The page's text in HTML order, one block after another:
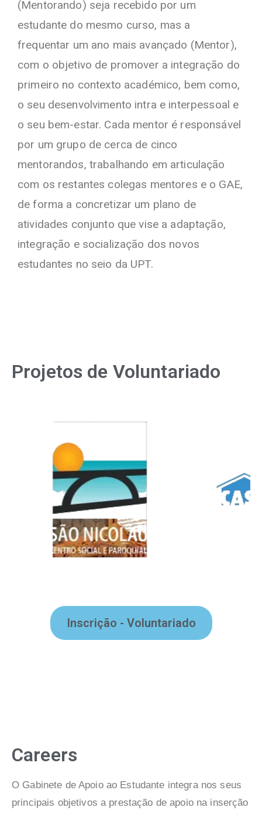
(Mentorando) seja recebido por um
estudante do mesmo curso, mas a
frequentar um ano mais avançado (Mentor),
com o objetivo de promover a integração do
primeiro no contexto académico, bem como,
o seu desenvolvimento intra e interpessoal e
o seu bem-estar. Cada mentor é responsável
por um grupo de cerca de cinco
mentorandos, trabalhando em articulação
com os restantes colegas mentores e o GAE,
de forma a concretizar um plano de
atividades conjunto que vise a adaptação,
integração e socialização dos novos
estudantes no seio da UPT.
Projetos de Voluntariado
Inscrição - Voluntariado
Careers
O Gabinete de Apoio ao Estudante integra nos seus
principais objetivos a prestação de apoio na inserção